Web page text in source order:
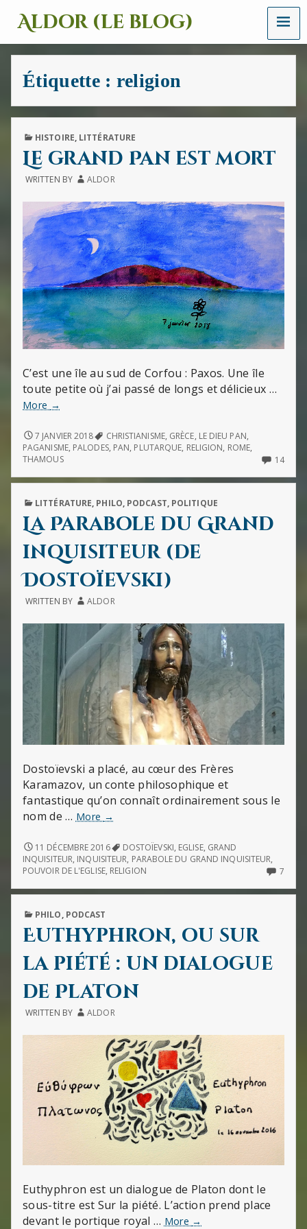
Aldor (le blog)
Un
site
avec
des
des
images
et
sons
MENU
Étiquette : religion
PUBLISHED
HISTOIRE, LITTÉRATURE
Le grand Pan est mort
WRITTEN BY ALDOR
C’est une île au sud de Corfou : Paxos. Une île
toute petite où j’ai passé de longs et délicieux …
More
Le
Pan
est
mort
→
LE
GRAND
PAN
MORT
7 JANVIER 2018 CHRISTIANISME, GRÈCE, LE DIEU PAN,
PAGANISME, PALODES, PAN, PLUTARQUE, RELIGION, ROME,
THAMOUS
1414
ON
PUBLISHED
LITTÉRATURE, PHILO, PODCAST, POLITIQUE
La Parabole du Grand
inquisiteur (de
Dostoïevski)
WRITTEN BY ALDOR
Dostoïevski a placé, au cœur des Frères
Karamazov, un conte philosophique et
fantastique qu’on connaît ordinairement sous le
nom de … More La
du
Grand
inquisiteur
(de
→
LA
PARABOLE
DU
INQUISITEUR
DOSTOÏEVSKI)
11 DÉCEMBRE 2016 DOSTOÏEVSKI, EGLISE, GRAND
INQUISITEUR, INQUISITEUR, PARABOLE DU GRAND INQUISITEUR,
POUVOIR DE L'EGLISE, RELIGION 7
ON
PUBLISHED
PHILO, PODCAST
Euthyphron, ou sur
la piété : un dialogue
de Platon
WRITTEN BY ALDOR
Euthyphron est un dialogue de Platon dont le
sous-titre est Sur la piété. L’action prend place
devant le portique royal … More
Euthyphron,
→